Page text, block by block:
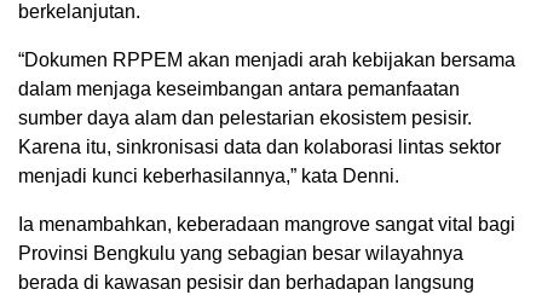
berkelanjutan.
“Dokumen RPPEM akan menjadi arah kebijakan bersama
dalam menjaga keseimbangan antara pemanfaatan
sumber daya alam dan pelestarian ekosistem pesisir.
Karena itu, sinkronisasi data dan kolaborasi lintas sektor
menjadi kunci keberhasilannya,” kata Denni.
Ia menambahkan, keberadaan mangrove sangat vital bagi
Provinsi Bengkulu yang sebagian besar wilayahnya
berada di kawasan pesisir dan berhadapan langsung